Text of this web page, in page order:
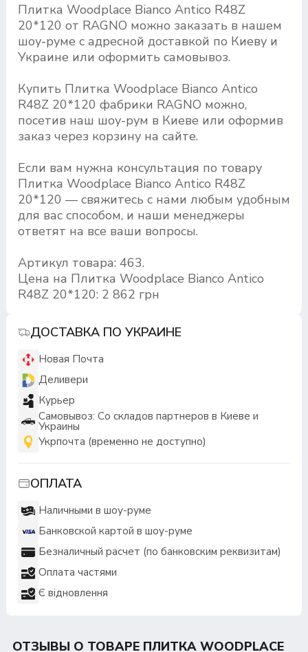
Плитка Woodplace Bianco Antico R48Z
20*120 от RAGNO можно заказать в нашем
шоу-руме с адресной доставкой по Киеву и
Украине или оформить самовывоз.
Купить Плитка Woodplace Bianco Antico
R48Z 20*120 фабрики RAGNO можно,
посетив наш шоу-рум в Киеве или оформив
заказ через корзину на сайте.
Если вам нужна консультация по товару
Плитка Woodplace Bianco Antico R48Z
20*120 — свяжитесь с нами любым удобным
для вас способом, и наши менеджеры
ответят на все ваши вопросы.
Артикул товара: 463.
Цена на Плитка Woodplace Bianco Antico
R48Z 20*120: 2 862 грн
ДОСТАВКА ПО УКРАИНЕ
Новая Почта
Деливери
Курьер
Самовывоз: Со складов партнеров в Киеве и
Украины
Укрпочта (временно не доступно)
ОПЛАТА
Наличными в шоу-руме
Банковской картой в шоу-руме
Безналичный расчет (по банковским реквизитам)
Оплата частями
Є відновлення
ОТЗЫВЫ О ТОВАРЕ ПЛИТКА WOODPLACE